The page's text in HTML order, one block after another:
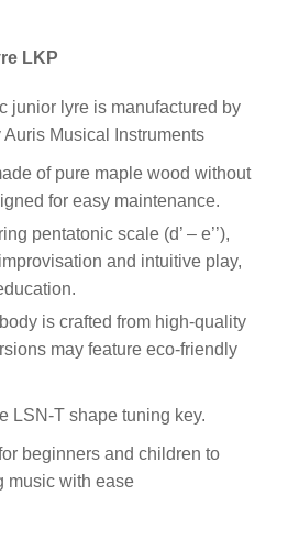
LKP
junior lyre is manufactured by
Musical Instruments
of pure maple wood without
for easy maintenance.
pentatonic scale (d’ – e’’),
and intuitive play,
is crafted from high-quality
may feature eco-friendly
LSN-T shape tuning key.
beginners and children to
music with ease